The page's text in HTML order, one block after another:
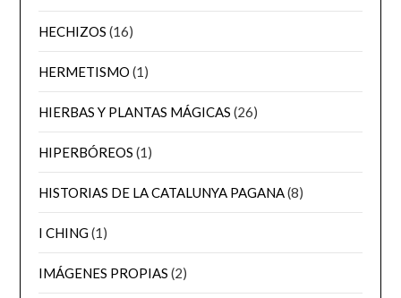
HECHIZOS (16)
HERMETISMO (1)
HIERBAS Y PLANTAS MÁGICAS (26)
HIPERBÓREOS (1)
HISTORIAS DE LA CATALUNYA PAGANA(8)
I CHING(1)
IMÁGENES PROPIAS (2)